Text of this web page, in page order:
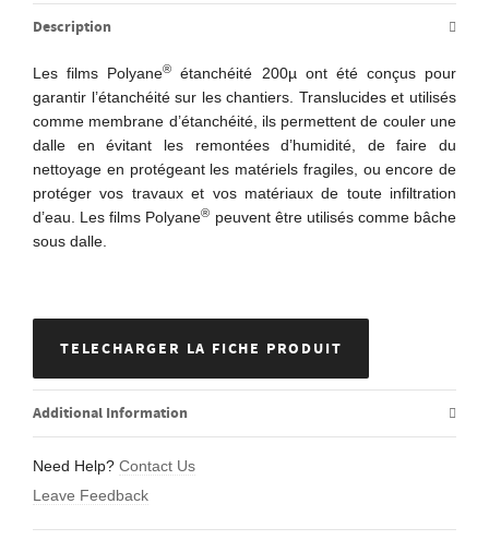
Description
Les films Polyane®
étanchéité 200µ ont été conçus pour
garantir l’étanchéité sur les chantiers. Translucides et utilisés
comme membrane d’étanchéité, ils permettent de couler une
dalle en évitant les remontées d’humidité, de faire du
nettoyage en protégeant les matériels fragiles, ou encore de
protéger vos travaux et vos matériaux de toute infiltration
d’eau. Les films Polyane® peuvent être utilisés comme bâche
sous dalle.
TELECHARGER LA FICHE PRODUIT
Additional Information
Need Help? Contact Us
Leave Feedback